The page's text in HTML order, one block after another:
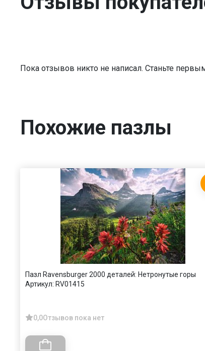
Пока отзывов никто не написал. Станьте
Похожие пазлы
Пазл Ravensburger 2000 деталей: Нетронутые горы
Артикул: RV01415
0,0Отзывов пока нет